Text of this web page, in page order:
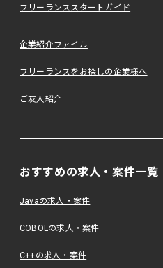
フリーランススタートガイド
企業紹介ファイル
フリーランスをお探しの企業様へ
ご友人紹介
おすすめの求人・案件一覧
Javaの求人・案件
COBOLの求人・案件
C++の求人・案件